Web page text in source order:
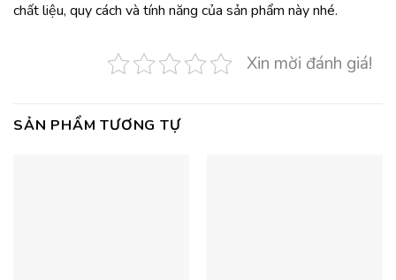
chất liệu, quy cách và tính năng của sản phẩm này nhé.
Xin mời đánh giá!
SẢN PHẨM TƯƠNG TỰ